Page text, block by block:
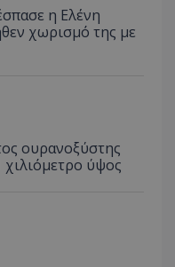
η Ελένη
χωρισμό της με
ουρανοξύστης
χιλιόμετρο ύψος